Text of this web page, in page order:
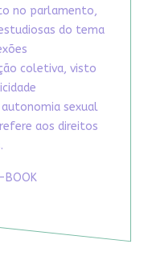
no parlamento,
do tema
coletiva, visto
sexual
aos direitos
BOOK